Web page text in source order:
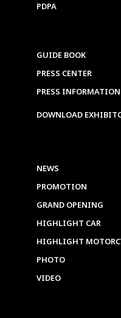
PDPA
GUIDE BOOK
PRESS CENTER
PRESS INFORMATION
DOWNLOAD
NEWS
PROMOTION
GRAND OPENING
HIGHLIGHT CAR
HIGHLIGHT
PHOTO
VIDEO